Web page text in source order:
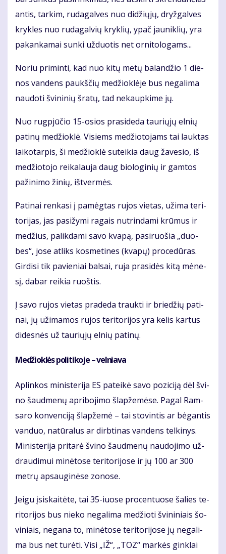
an­tis, tar­kim, ru­da­gal­ves nuo di­džių­jų, dryž­gal­ves
kryk­les nuo ru­da­gal­vių kryk­lių, ypač jau­nik­lių, yra
pa­kan­ka­mai sun­ki už­duo­tis net or­ni­to­lo­gams...
No­riu pri­min­ti, kad nuo ki­tų me­tų ba­lan­džio 1 die­
nos van­dens paukš­čių me­džiok­lė­je bus ne­ga­li­ma
nau­do­ti švi­ni­nių šra­tų, tad ne­kaup­ki­me jų.
Nuo rug­pjū­čio 15-osios pra­si­de­da tau­rių­jų el­nių
pa­ti­nų me­džiok­lė. Vi­siems me­džio­to­jams tai lauk­tas
lai­ko­tar­pis, ši me­džiok­lė su­tei­kia daug ža­ve­sio, iš
me­džio­to­jo rei­ka­lau­ja daug bio­lo­gi­nių ir gam­tos
pa­ži­ni­mo ži­nių, iš­tver­mės.
Pa­ti­nai ren­ka­si į pa­mėg­tas ru­jos vie­tas, už­ima te­ri­
to­ri­jas, jas pa­si­žy­mi ra­gais nu­trin­da­mi krū­mus ir
me­džius, pa­lik­da­mi sa­vo kva­pą, pa­si­ruo­šia „duo­
bes“, jo­se at­liks kos­me­ti­nes (kva­pų) pro­ce­dū­ras.
Gir­di­si tik pa­vie­niai bal­sai, ru­ja pra­si­dės ki­tą mė­ne­
sį, da­bar rei­kia ruoš­tis.
Į sa­vo ru­jos vie­tas pra­de­da trauk­ti ir brie­džių pa­ti­
nai, jų už­ima­mos ru­jos te­ri­to­ri­jos yra ke­lis kar­tus
di­des­nės už tau­rių­jų el­nių pa­ti­nų.
Me­džiok­lės po­li­ti­ko­je – vel­nia­va
Ap­lin­kos mi­nis­te­ri­ja ES pa­tei­kė sa­vo po­zi­ci­ją dėl švi­
no šaud­me­nų ap­ri­bo­ji­mo šlap­že­mė­se. Pa­gal Ram­
sa­ro kon­ven­ci­ją šlap­že­mė – tai sto­vin­tis ar bė­gan­tis
van­duo, na­tū­ra­lus ar dirb­ti­nas van­dens tel­ki­nys.
Mi­nis­te­ri­ja pri­ta­rė švi­no šaud­me­nų nau­do­ji­mo už­
drau­di­mui mi­nė­to­se te­ri­to­ri­jo­se ir jų 100 ar 300
met­rų ap­sau­gi­nė­se zo­no­se.
Jei­gu įsi­skai­tė­te, tai 35-iuo­se pro­cen­tuo­se ša­lies te­
ri­to­ri­jos bus nie­ko ne­ga­li­ma me­džio­ti švi­ni­niais šo­
vi­niais, ne­ga­na to, mi­nė­to­se te­ri­to­ri­jo­se jų ne­ga­li­
ma bus net tu­rė­ti. Vi­si „IŽ“, „TOZ“ mar­kės gin­klai